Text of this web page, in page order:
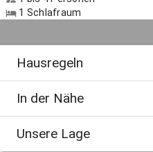
1 Schlafraum
Hausregeln
In der Nähe
Unsere Lage